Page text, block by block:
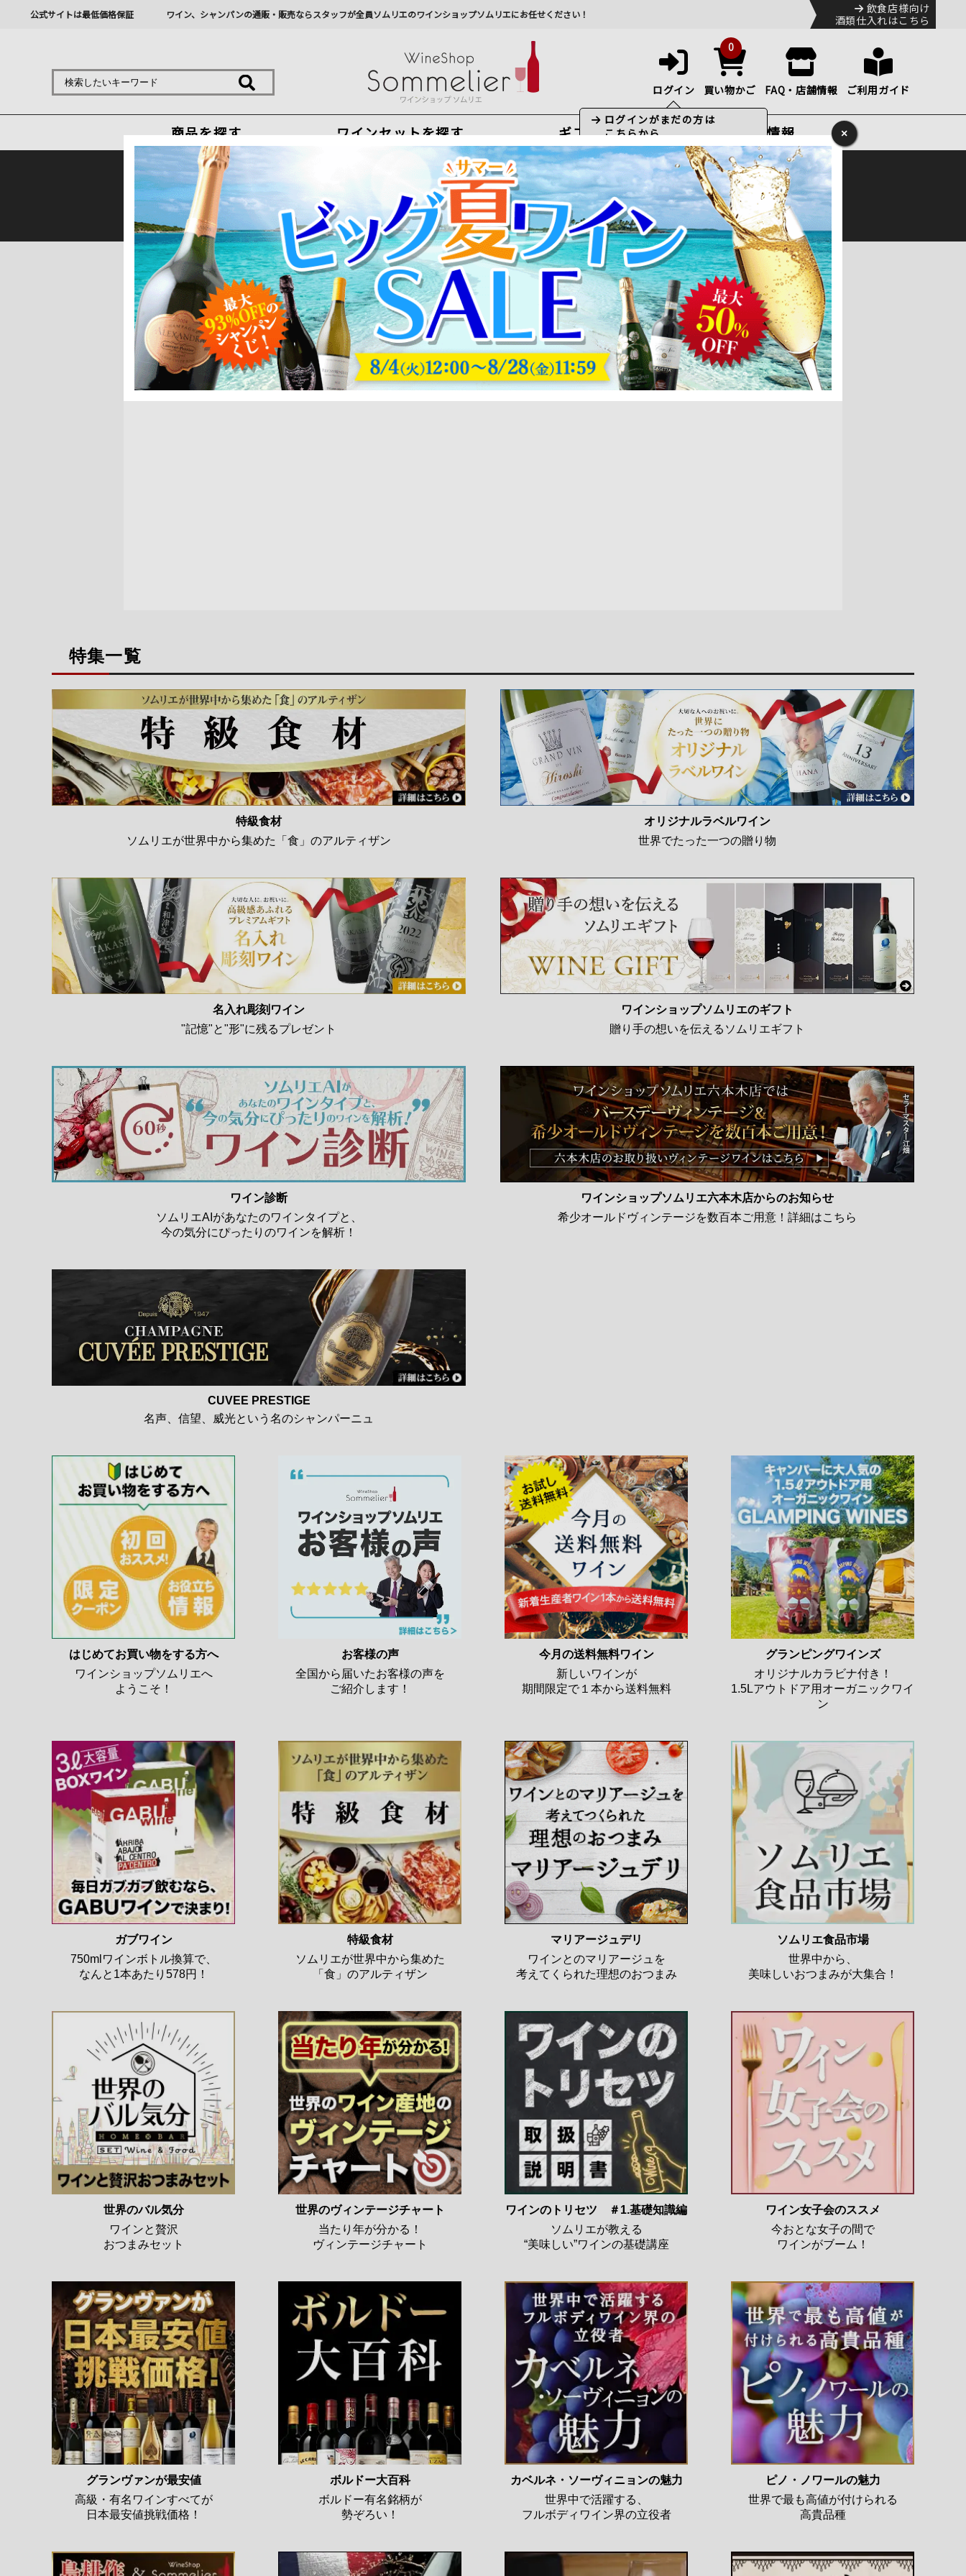
公式サイトは最低価格保証 ワイン、シャンパンの通販・販売ならスタッフが全員ソムリエのワインショップソムリエにお任せください！
飲食店様向け
酒類仕入れはこちら
ログイン
0
買い物かご FAQ・店舗情報 ご利用ガイド
商品を探す ワインセットを探す ギフト 特集・お得情報
今から注文で最短8月6日(木)出荷
最新の出荷スケジュールについてはこちらをクリック
熊本地震の影響により九州への配送に遅れが生じております。最新情報は佐川急便のHPをご確認下さい。
トップ ＞産地で探す ＞フランス ＞ ボルドーワイン ＞メドック ＞シャトー・ソシアンド・マレ
該当がありませんでした。
特集一覧
特級食材
ソムリエが世界中から集めた「食」のアルティザン
オリジナルラベルワイン
世界でたった一つの贈り物
名入れ彫刻ワイン
"記憶"と"形"に残るプレゼント
ワインショップソムリエのギフト
贈り手の想いを伝えるソムリエギフト
ワイン診断
ソムリエAIがあなたのワインタイプと、
今の気分にぴったりのワインを解析！
ワインショップソムリエ六本木店からのお知らせ
希少オールドヴィンテージを数百本ご用意！詳細はこちら
CUVEE PRESTIGE
名声、信望、威光という名のシャンパーニュ
はじめてお買い物をする方へ
ワインショップソムリエへ
ようこそ！
お客様の声
全国から届いたお客様の声を
ご紹介します！
今月の送料無料ワイン
新しいワインが
期間限定で１本から送料無料
グランピングワインズ
オリジナルカラビナ付き！
1.5Lアウトドア用オーガニックワイ
ン
ガブワイン
750mlワインボトル換算で、
なんと1本あたり578円！
特級食材
ソムリエが世界中から集めた
「食」のアルティザン
マリアージュデリ
ワインとのマリアージュを
考えてくられた理想のおつまみ
ソムリエ食品市場
世界中から、
美味しいおつまみが大集合！
世界のバル気分
ワインと贅沢
おつまみセット
世界のヴィンテージチャート
当たり年が分かる！
ヴィンテージチャート
ワインのトリセツ ＃1.基礎知識編
ソムリエが教える
“美味しい”ワインの基礎講座
ワイン女子会のススメ
今おとな女子の間で
ワインがブーム！
グランヴァンが最安値
高級・有名ワインすべてが
日本最安値挑戦価格！
ボルドー大百科
ボルドー有名銘柄が
勢ぞろい！
カベルネ・ソーヴィニョンの魅力
世界中で活躍する、
フルボディワイン界の立役者
ピノ・ノワールの魅力
世界で最も高値が付けられる
高貴品種
×